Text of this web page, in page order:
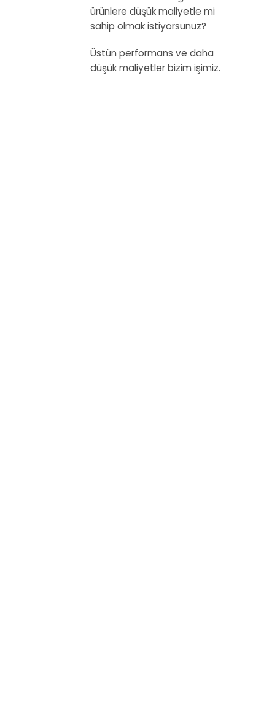
ürünlere düşük maliyetle mi
sahip olmak istiyorsunuz?
Üstün performans ve daha
düşük maliyetler bizim işimiz.